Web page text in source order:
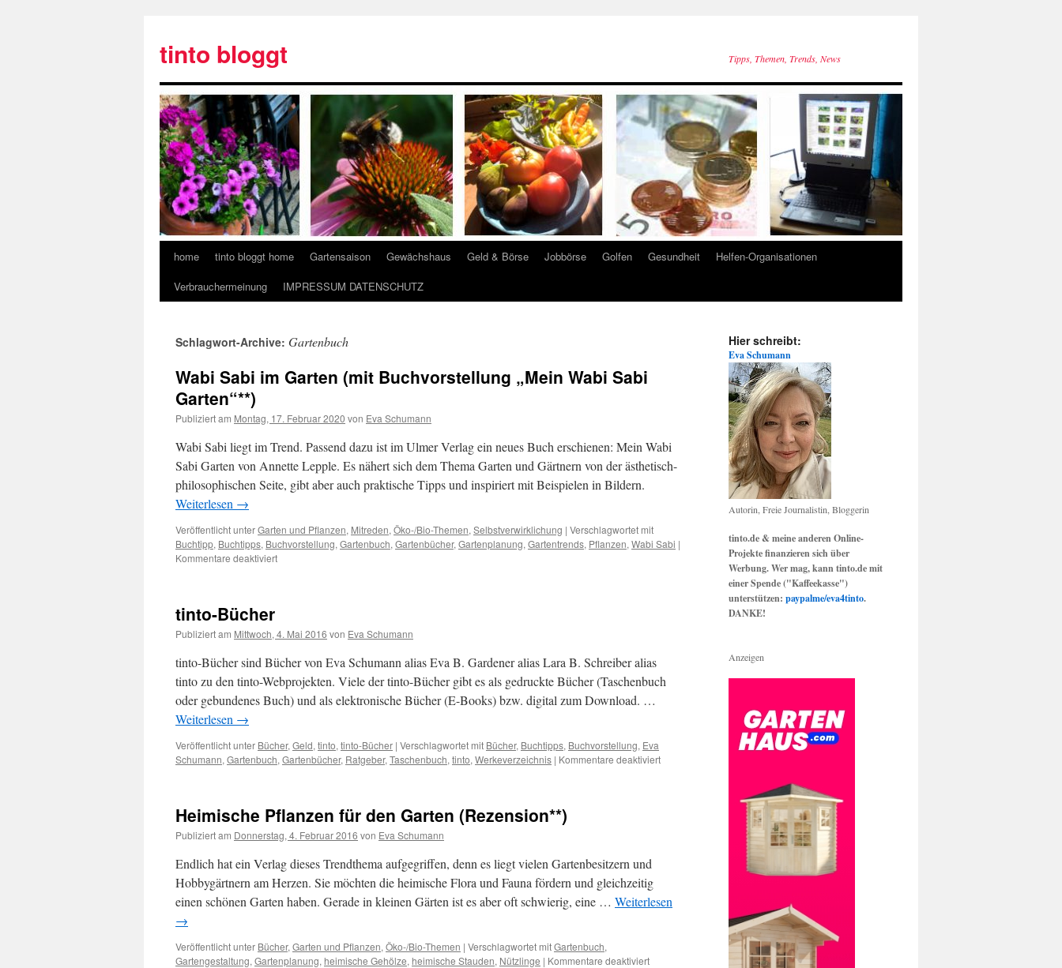
tinto bloggt Tipps, Themen, Trends, News
home tinto bloggt home Gartensaison Gewächshaus Geld & Börse Jobbörse Golfen Gesundheit
Helfen-Organisationen
Verbrauchermeinung
IMPRESSUM DATENSCHUTZ
Schlagwort-Archive: Gartenbuch
Wabi Sabi im Garten (mit Buchvorstellung „Mein Wabi Sabi
Garten“**)
Publiziert am Montag, 17. Februar 2020 von Eva Schumann
Wabi Sabi liegt im Trend. Passend dazu ist im Ulmer Verlag ein neues Buch erschienen: Mein Wabi
Sabi Garten von Annette Lepple. Es nähert sich dem Thema Garten und Gärtnern von der ästhetisch-
philosophischen Seite, gibt aber auch praktische Tipps und inspiriert mit Beispielen in Bildern.
Weiterlesen →
Veröffentlicht unterGarten und Pflanzen, Mitreden, Öko-/Bio-Themen, Selbstverwirklichung | Verschlagwortet mit
Buchtipp, Buchtipps, Buchvorstellung, Gartenbuch, Gartenbücher, Gartenplanung, Gartentrends, Pflanzen, Wabi Sabi |
Kommentare deaktiviert
tinto-Bücher
Publiziert am Mittwoch, 4. Mai 2016 von Eva Schumann
tinto-Bücher sind Bücher von Eva Schumann alias Eva B. Gardener alias Lara B. Schreiber alias
tinto zu den tinto-Webprojekten. Viele der tinto-Bücher gibt es als gedruckte Bücher (Taschenbuch
oder gebundenes Buch) und als elektronische Bücher (E-Books) bzw. digital zum Download. …
Weiterlesen →
Veröffentlicht unter Bücher, Geld, tinto, tinto-Bücher | Verschlagwortet mit Bücher, Buchtipps, Buchvorstellung, Eva
Schumann, Gartenbuch, Gartenbücher, Ratgeber, Taschenbuch, tinto, Werkeverzeichnis | Kommentare deaktiviert
Heimische Pflanzen für den Garten (Rezension**)
Publiziert am Donnerstag, 4. Februar 2016 von Eva Schumann
Endlich hat ein Verlag dieses Trendthema aufgegriffen, denn es liegt vielen Gartenbesitzern und
Hobbygärtnern am Herzen. Sie möchten die heimische Flora und Fauna fördern und gleichzeitig
einen schönen Garten haben. Gerade in kleinen Gärten ist es aber oft schwierig, eine … Weiterlesen
→
Veröffentlicht unter Bücher, Garten und Pflanzen, Öko-/Bio-Themen | Verschlagwortet mitGartenbuch,
Gartengestaltung, Gartenplanung, heimische Gehölze, heimische Stauden, Nützlinge | Kommentare deaktiviert
Hier schreibt:
Eva Schumann
Autorin, Freie Journalistin, Bloggerin
tinto.de & meine anderen Online-
Projekte finanzieren sich über
Werbung. Wer mag, kann tinto.de mit
einer Spende ("Kaffeekasse")
unterstützen: paypalme/eva4tinto.
DANKE!
Anzeigen